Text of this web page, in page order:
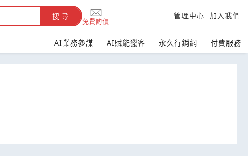
搜尋
免費詢價
管理中心 加入我們
AI業務參謀 AI賦能獵客 永久行銷網 付費服務